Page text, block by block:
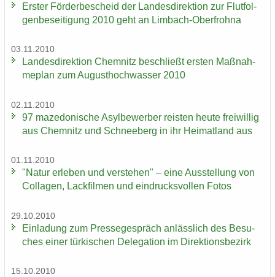
Ers­ter För­der­be­scheid der Lan­des­di­rek­ti­on zur Flut­fol­
gen­be­sei­ti­gung 2010 geht an Limbach-​Oberfrohna
03.11.2010
Lan­des­di­rek­ti­on Chem­nitz be­schließt ers­ten Maß­nah­
me­plan zum Au­gust­hoch­was­ser 2010
02.11.2010
97 ma­ze­do­ni­sche Asyl­be­wer­ber reis­ten heute frei­wil­lig
aus Chem­nitz und Schnee­berg in ihr Hei­mat­land aus
01.11.2010
"Natur er­le­ben und ver­ste­hen" – eine Aus­stel­lung von
Col­la­gen, Lack­fil­men und ein­drucks­vol­len Fotos
29.10.2010
Ein­la­dung zum Pres­se­ge­spräch an­läss­lich des Be­su­
ches einer tür­ki­schen De­le­ga­ti­on im Di­rek­ti­ons­be­zirk
15.10.2010